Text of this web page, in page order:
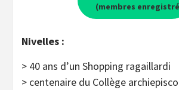
(membres
Nivelles :
> 40 ans d’un Shopping ragaillardi
> centenaire du Collège